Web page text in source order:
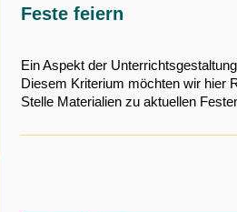
Feste feiern
Ein Aspekt der
Diesem Kriterium möchten wir hier
Stelle Materialien zu aktuellen